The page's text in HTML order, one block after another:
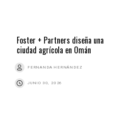
Foster + Partners diseña una
ciudad agrícola en Omán
FERNANDA HERNÁNDEZ
JUNIO 30, 2026